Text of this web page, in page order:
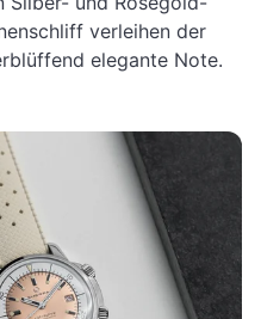
verleihen der
elegante Note.